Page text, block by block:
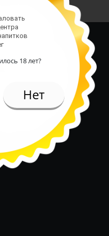
18 лет?
Нет